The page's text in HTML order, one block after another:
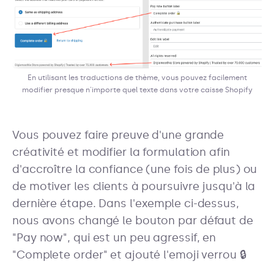
En utilisant les traductions de thème, vous pouvez facilement
modifier presque n'importe quel texte dans votre caisse Shopify
Vous pouvez faire preuve d'une grande
créativité et modifier la formulation afin
d'accroître la confiance (une fois de plus) ou
de motiver les clients à poursuivre jusqu'à la
dernière étape. Dans l'exemple ci-dessus,
nous avons changé le bouton par défaut de
"Pay now", qui est un peu agressif, en
"Complete order" et ajouté l'emoji verrou 🔒